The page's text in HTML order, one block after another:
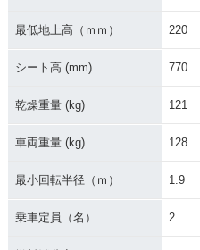
2002年 VanVan 20
2002年
最低地上高（ｍｍ） 220
シート高 (mm) 770
乾燥重量 (kg) 121
車両重量 (kg) 128
最小回転半径（ｍ） 1.9
乗車定員（名） 2